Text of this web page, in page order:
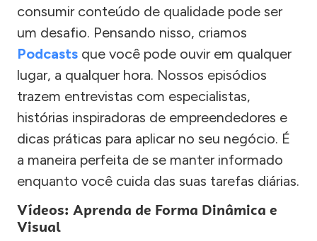
consumir conteúdo de qualidade pode ser
um desafio. Pensando nisso, criamos
Podcasts que você pode ouvir em qualquer
lugar, a qualquer hora. Nossos episódios
trazem entrevistas com especialistas,
histórias inspiradoras de empreendedores e
dicas práticas para aplicar no seu negócio. É
a maneira perfeita de se manter informado
enquanto você cuida das suas tarefas diárias.
Vídeos: Aprenda de Forma Dinâmica e
Visual